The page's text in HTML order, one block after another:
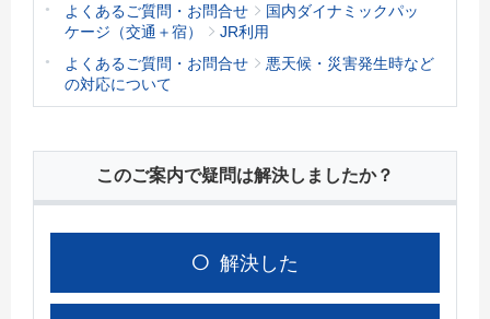
よくあるご質問・お問合せ
国内ダイナミックパッ
ケージ（交通＋宿）
JR利用
よくあるご質問・お問合せ
悪天候・災害発生時など
の対応について
このご案内で疑問は解決しましたか？
解決した